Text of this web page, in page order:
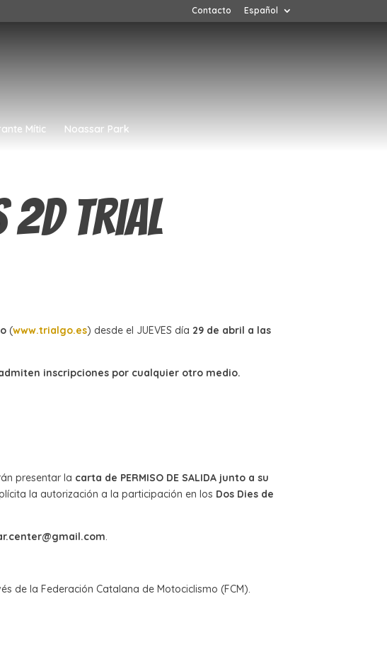
Contacto Español
Mític Noassar Park
2D Trial
(www.trialgo.es) desde el JUEVES día 29 de abril a las
inscripciones por cualquier otro medio.
presentar la carta de PERMISO DE SALIDA junto a su
la autorización a la participación en los Dos Dies de
.
de la Federación Catalana de Motociclismo (FCM).